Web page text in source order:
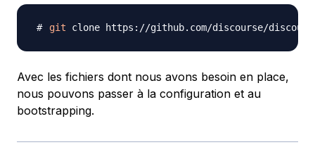
git
Avec les fichiers dont nous avons besoin en place,
nous pouvons passer à la configuration et au
bootstrapping.